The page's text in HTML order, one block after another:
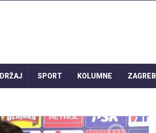
SPORT KOLUMNE ZAGREB